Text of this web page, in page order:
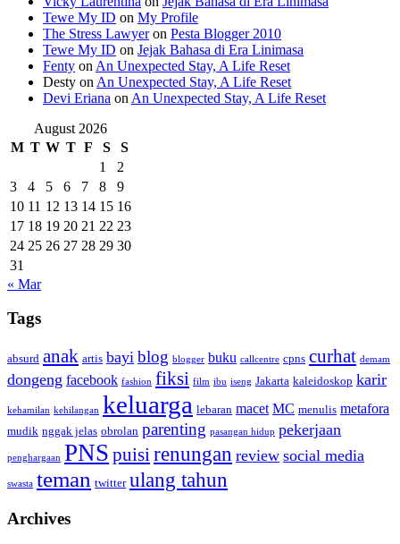
Tewe My ID on My Profile
The Stress Lawyeron Pesta Blogger 2010
Tewe My ID on Jejak Bahasa di Era Linimasa
Fenty on An Unexpected Stay, A Life Reset
Desty on An Unexpected Stay, A Life Reset
Devi Eriana on An Unexpected Stay, A Life Reset
August 2026
M T W T F S
S
1
2
3
4 5 6 7 8
9
10 11 12 13 14 15 16
17 18 19 20 21 22 23
24 25 26 27 28 29 30
31
« Mar
Tags
absurd anak artis bayi blog blogger buku callcentre cpns curhat demam
dongeng facebook fashion fiksi film ibu iseng Jakarta kaleidoskop karir
kehamilan kehilangan keluarga lebaran macet MC menulis metafora
mudik nggak jelas obrolan parenting pasangan hidup pekerjaan
penghargaan PNS puisirenungan review social media
swasta teman twitter ulang tahun
Archives